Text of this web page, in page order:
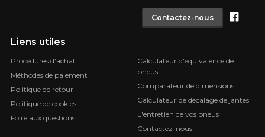
Contactez-nous
Liens utiles
Procédures d'achat
Méthodes de paiement
Politique de retour
Politique de cookies
Foire aux questions
Calculateur d'équivalence de
pneus
Comparateur de dimensions
Calculateur de décalage de jantes
L'entretien de vos pneus
Contactez-nous